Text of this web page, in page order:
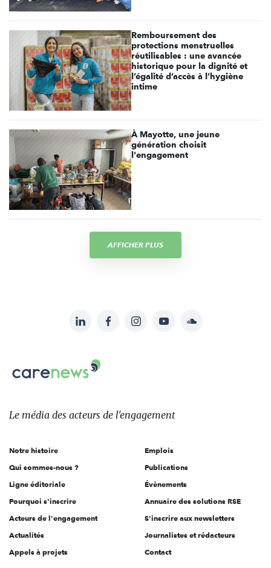
Remboursement des
protections menstruelles
réutilisables : une avancée
historique pour la dignité et
l’égalité d’accès à l’hygiène
intime
À Mayotte, une jeune
génération choisit
l'engagement
AFFICHER PLUS
sur:
LinkedInFacebookInstagramYouTubeSoundcloud
Carenews,
Le
des
l'engagement
Le média des acteurs de l'engagement
Notre histoire
Qui sommes-nous ?
Ligne éditoriale
Pourquoi s'inscrire
Acteurs de l'engagement
Actualités
Appels à projets
Emplois
Publications
Évènements
Annuaire des solutions RSE
S'inscrire aux newsletters
Journalistes et rédacteurs
Contact